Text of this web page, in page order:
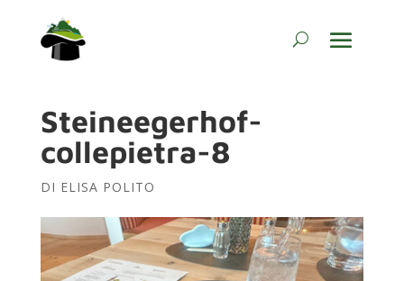
Steineegerhof-
collepietra-8
DI ELISA POLITO